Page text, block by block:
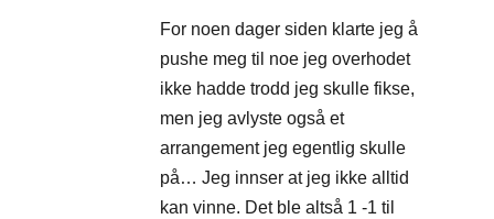
For noen dager siden klarte jeg å
pushe meg til noe jeg overhodet
ikke hadde trodd jeg skulle fikse,
men jeg avlyste også et
arrangement jeg egentlig skulle
på… Jeg innser at jeg ikke alltid
kan vinne. Det ble altså 1 -1 til